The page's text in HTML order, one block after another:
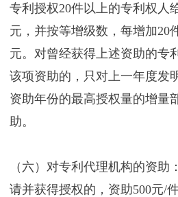
专利授权20件以上的专利权人
元，并按等增级数，每增加20
元。对曾经获得上述资助的专
该项资助的，只对上一年度发
资助年份的最高授权量的增量
助。
（六）对专利代理机构的资助
请并获得授权的，资助500元/件